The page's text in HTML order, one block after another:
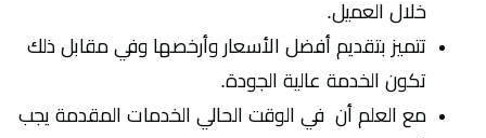
خلال العميل.
تتميز بتقديم أفضل الأسعار وأرخصها وفي مقابل ذلك
تكون الخدمة عالية الجودة.
مع العلم أن في الوقت الحالي الخدمات المقدمة يجب